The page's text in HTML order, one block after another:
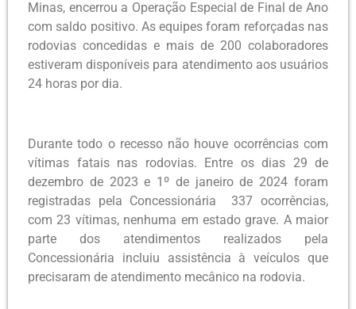
Minas, encerrou a Operação Especial de Final de Ano
com saldo positivo. As equipes foram reforçadas nas
rodovias concedidas e mais de 200 colaboradores
estiveram disponíveis para atendimento aos usuários
24 horas por dia.
Durante todo o recesso não houve ocorrências com
vítimas fatais nas rodovias. Entre os dias 29 de
dezembro de 2023 e 1º de janeiro de 2024 foram
registradas pela Concessionária 337 ocorrências,
com 23 vítimas, nenhuma em estado grave. A maior
parte dos atendimentos realizados pela
Concessionária incluiu assistência à veículos que
precisaram de atendimento mecânico na rodovia.